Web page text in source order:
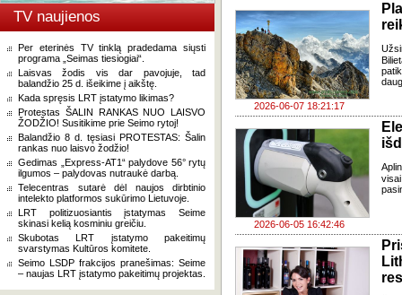
TV naujienos
Per eterinės TV tinklą pradedama siųsti
programa „Seimas tiesiogiai“.
Laisvas žodis vis dar pavojuje, tad
balandžio 25 d. išeikime į aikštę.
Kada spręsis LRT įstatymo likimas?
Protestas ŠALIN RANKAS NUO LAISVO
ŽODŽIO! Susitikime prie Seimo rytoj!
Balandžio 8 d. tęsiasi PROTESTAS: Šalin
rankas nuo laisvo žodžio!
Gedimas „Express-AT1“ palydove 56° rytų
ilgumos – palydovas nutraukė darbą.
Telecentras sutarė dėl naujos dirbtinio
intelekto platformos sukūrimo Lietuvoje.
LRT politizuosiantis įstatymas Seime
skinasi kelią kosminiu greičiu.
Skubotas LRT įstatymo pakeitimų
svarstymas Kultūros komitete.
Seimo LSDP frakcijos pranešimas: Seime
– naujas LRT įstatymo pakeitimų projektas.
2026-06-07 18:21:17
2026-06-05 16:42:46